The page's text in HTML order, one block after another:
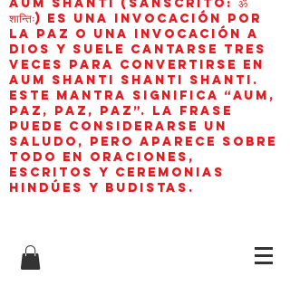
AUM Shanti (sánscrito: ॐ
शान्तिः) es una invocación por
la paz o una invocación a
Dios y suele cantarse tres
veces para convertirse en
aum shanti shanti shanti.
Este mantra significa “AUM,
paz, paz, paz”. La frase
puede considerarse un
saludo, pero aparece sobre
todo en oraciones,
escritos y ceremonias
hindúes y budistas.